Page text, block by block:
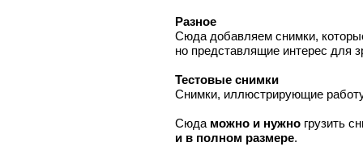
Разное
Сюда добавляем снимки,
но представлящие интерес для
Тестовые снимки
Снимки, иллюстрирующие
Сюда можно и нужно грузить
и в полном размере.